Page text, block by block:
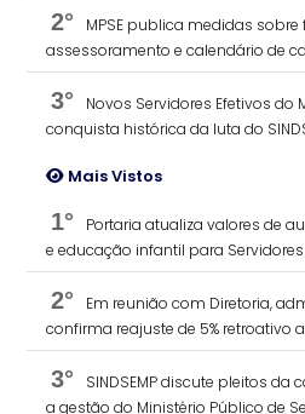
2°
MPSE publica medidas sobre
assessoramento e calendário de
3°
Novos Servidores Efetivos
conquista histórica da luta do
Mais Vistos
1°
Portaria atualiza valores de
e educação infantil para Servidores
2°
Em reunião com Diretoria,
confirma reajuste de 5% retroativo
3°
SINDSEMP discute pleitos
a gestão do Ministério Público de